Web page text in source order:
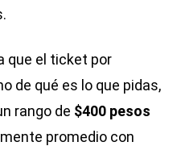
que el ticket por
de qué es lo que pidas,
rango de $400 pesos
promedio con